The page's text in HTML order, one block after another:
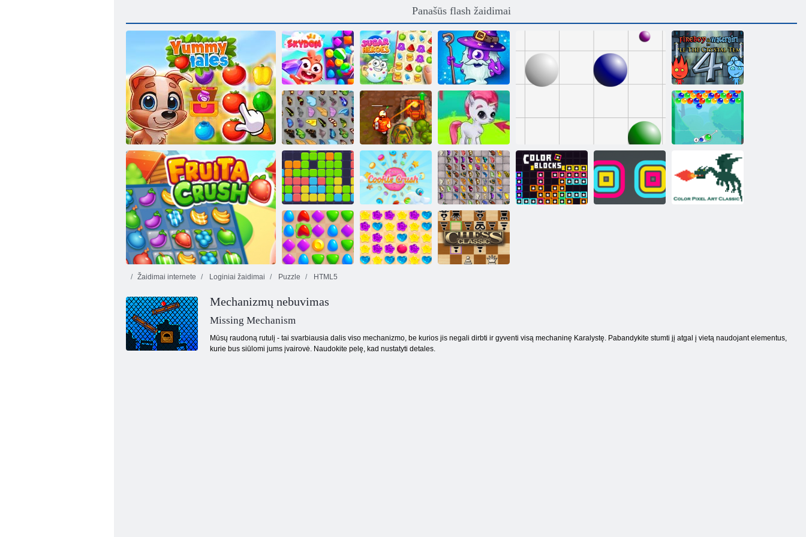
Panašūs flash žaidimai
Yummy Tales
Skyvas Cukraus herojai
3 rungtynių
herojai
„Fireboy“ ir
„Vochergirl 4“:
„Crystal
Temple“
Drugelis kyodai
Prakeiktas lobis
2
Burbulas Gemes
Burbulas
talismanai
Vienuolika
vienuolika
Slapukų
sutriuškinimas 2
Drugelis Kyodai
HD"
Rungtynių arena
Žaidimai internete Loginiai žaidimai Puzzle HTML5
Mechanizmų nebuvimas
Missing Mechanism
Mūsų raudoną rutulį - tai svarbiausia dalis viso mechanizmo, be kurios jis negali dirbti ir gyventi visą mechaninę Karalystę. Pabandykite stumti jį atgal į vietą naudojant elementus,
kurie bus siūlomi jums įvairovė. Naudokite pelę, kad nustatyti detales.